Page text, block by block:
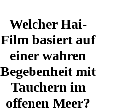
Welcher Hai-
Film basiert auf
einer wahren
Begebenheit mit
Tauchern im
offenen Meer?